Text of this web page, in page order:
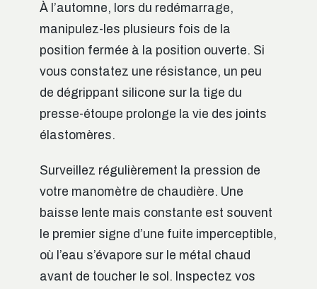
À l’automne, lors du redémarrage,
manipulez-les plusieurs fois de la
position fermée à la position ouverte. Si
vous constatez une résistance, un peu
de dégrippant silicone sur la tige du
presse-étoupe prolonge la vie des joints
élastomères.
Surveillez régulièrement la pression de
votre manomètre de chaudière. Une
baisse lente mais constante est souvent
le premier signe d’une fuite imperceptible,
où l’eau s’évapore sur le métal chaud
avant de toucher le sol. Inspectez vos